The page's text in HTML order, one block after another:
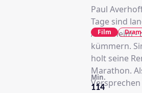
Paul
Tage sind
Altersheim -
kümmern.
holt seine
Marathon.
114
Min.
Film